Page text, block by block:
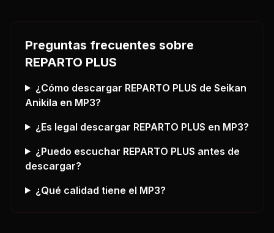
Preguntas frecuentes sobre
REPARTO PLUS
¿Cómo descargar REPARTO PLUS de Seikan
Anikila en MP3?
¿Es legal descargar REPARTO PLUS en MP3?
¿Puedo escuchar REPARTO PLUS antes de
descargar?
¿Qué calidad tiene el MP3?